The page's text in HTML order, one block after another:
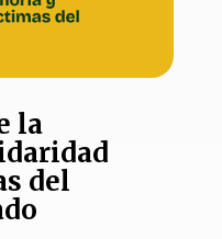
la
del